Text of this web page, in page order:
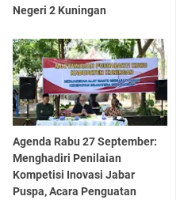
Negeri 2 Kuningan
Agenda Rabu 27 September:
Menghadiri Penilaian
Kompetisi Inovasi Jabar
Puspa, Acara Penguatan